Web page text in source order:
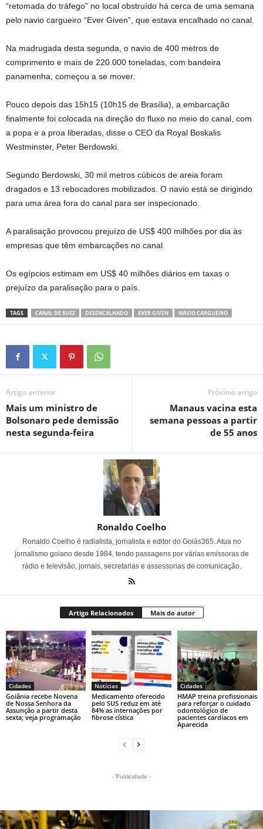
“retomada do tráfego” no local obstruído há cerca de uma semana
pelo navio cargueiro “Ever Given”, que estava encalhado no canal.
Na madrugada desta segunda, o navio de 400 metros de
comprimento e mais de 220.000 toneladas, com bandeira
panamenha, começou a se mover.
Pouco depois das 15h15 (10h15 de Brasília), a embarcação
finalmente foi colocada na direção do fluxo no meio do canal, com
a popa e a proa liberadas, disse o CEO da Royal Boskalis
Westminster, Peter Berdowski.
Segundo Berdowski, 30 mil metros cúbicos de areia foram
dragados e 13 rebocadores mobilizados. O navio está se dirigindo
para uma área fora do canal para ser inspecionado.
A paralisação provocou prejuízo de US$ 400 milhões por dia às
empresas que têm embarcações no canal.
Os egípcios estimam em US$ 40 milhões diários em taxas o
prejuízo da paralisação para o país.
TAGS CANAL DE SUEZ DESENCALHADO EVER GIVEN NAVIO CARGUEIRO
Artigo anterior
Mais um ministro de
Bolsonaro pede demissão
nesta segunda-feira
Próximo artigo
Manaus vacina esta
semana pessoas a partir
de 55 anos
Ronaldo Coelho
Ronaldo Coelho é radialista, jornalista e editor do Goiás365. Atua no
jornalismo goiano desde 1984, tendo passagens por várias emissoras de
rádio e televisão, jornais, secretarias e assessorias de comunicação.
Artigo Relacionados Mais do autor
Cidades
Goiânia recebe Novena
de Nossa Senhora da
Assunção a partir desta
sexta; veja programação
Notícias
Medicamento oferecido
pelo SUS reduz em até
84% as internações por
fibrose cística
Cidades
HMAP treina profissionais
para reforçar o cuidado
odontológico de
pacientes cardíacos em
Aparecida
- Publicidade -